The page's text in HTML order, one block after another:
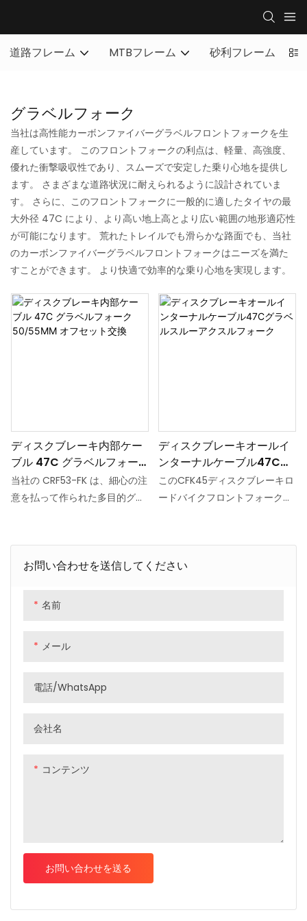
道路フレーム MTBフレーム 砂利フレーム
グラベルフォーク
当社は高性能カーボンファイバーグラベルフロントフォークを生
産しています。 このフロントフォークの利点は、軽量、高強度、
優れた衝撃吸収性であり、スムーズで安定した乗り心地を提供し
ます。 さまざまな道路状況に耐えられるように設計されていま
す。 さらに、このフロントフォークに一般的に適したタイヤの最
大外径 47C により、より高い地上高とより広い範囲の地形適応性
が可能になります。 荒れたトレイルでも滑らかな路面でも、当社
のカーボンファイバーグラベルフロントフォークはニーズを満た
すことができます。 より快適で効率的な乗り心地を実現します。
お問い合わせを送信してください
名前
メール
電話/WhatsApp
会社名
コンテンツ
お問い合わせを送る
ディスクブレーキ内部ケー
ブル 47C グラベルフォー
ク 50/55MM オフセット交
換
当社の CRF53-FK は、細心の注
意を払って作られた多目的グラ
配線用に設計できます。 要件に
応じてオフセットを 45mm ま
ます。 さらに、外部には、顧客
き、幅広い積載要求に効果的に
47Cの最大タイヤに適していま
ディスクブレーキオールイ
ンターナルケーブル47Cグ
ラベルスルーアクスルフォ
ーク
このCFK45ディスクブレーキロ
ードバイクフロントフォークの
ただけます。 半分が内部配線で
あるため、一部のケーブルはフ